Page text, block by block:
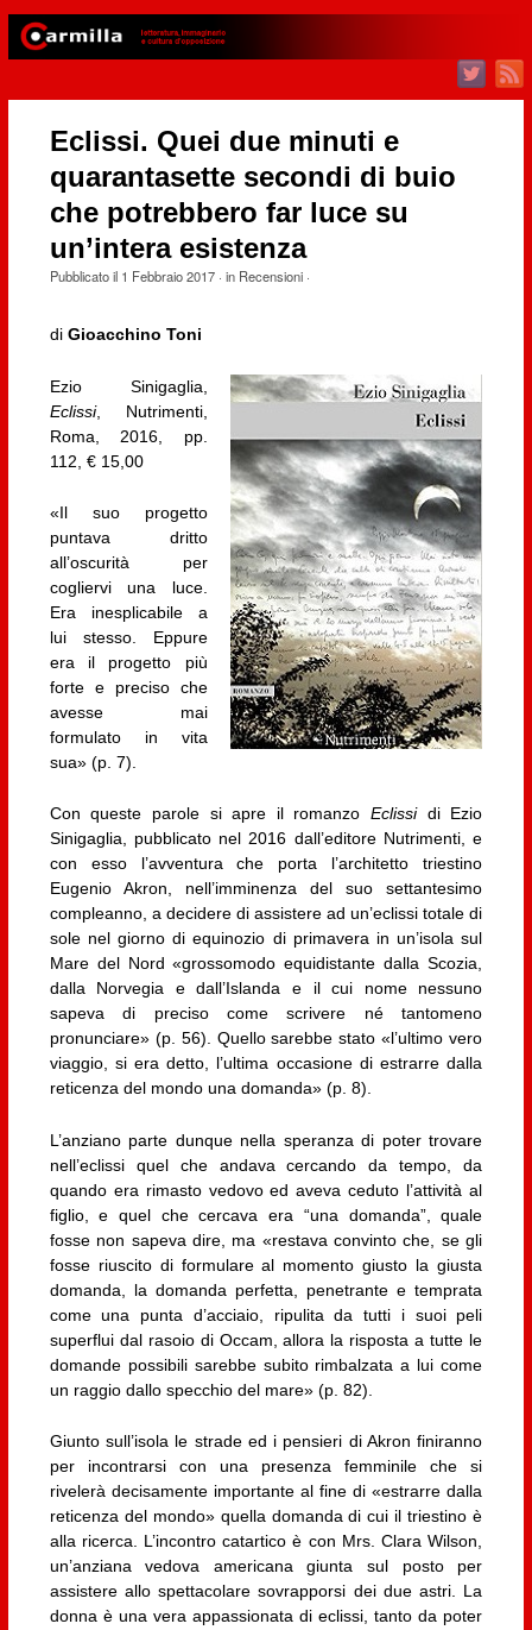
Eclissi. Quei due minuti e
quarantasette secondi di buio
che potrebbero far luce su
un’intera esistenza
Pubblicato il 1 Febbraio 2017· in Recensioni·
di Gioacchino Toni
Ezio Sinigaglia,
Eclissi, Nutrimenti,
Roma, 2016, pp.
112, € 15,00
«Il suo progetto
puntava dritto
all’oscurità per
cogliervi una luce.
Era inesplicabile a
lui stesso. Eppure
era il progetto più
forte e preciso che
avesse mai
formulato in vita
sua» (p. 7).
Con queste parole si apre il romanzoEclissidi Ezio
Sinigaglia, pubblicato nel 2016 dall’editore Nutrimenti, e
con esso l’avventura che porta l’architetto triestino
Eugenio Akron, nell’imminenza del suo settantesimo
compleanno, a decidere di assistere ad un’eclissi totale di
sole nel giorno di equinozio di primavera in un’isola sul
Mare del Nord «grossomodo equidistante dalla Scozia,
dalla Norvegia e dall’Islanda e il cui nome nessuno
sapeva di preciso come scrivere né tantomeno
pronunciare» (p. 56). Quello sarebbe stato «l’ultimo vero
viaggio, si era detto, l’ultima occasione di estrarre dalla
reticenza del mondo una domanda» (p. 8).
L’anziano parte dunque nella speranza di poter trovare
nell’eclissi quel che andava cercando da tempo, da
quando era rimasto vedovo ed aveva ceduto l’attività al
figlio, e quel che cercava era “una domanda”, quale
fosse non sapeva dire, ma «restava convinto che, se gli
fosse riuscito di formulare al momento giusto la giusta
domanda, la domanda perfetta, penetrante e temprata
come una punta d’acciaio, ripulita da tutti i suoi peli
superflui dal rasoio di Occam, allora la risposta a tutte le
domande possibili sarebbe subito rimbalzata a lui come
un raggio dallo specchio del mare» (p. 82).
Giunto sull’isola le strade ed i pensieri di Akron finiranno
per incontrarsi con una presenza femminile che si
rivelerà decisamente importante al fine di «estrarre dalla
reticenza del mondo» quella domanda di cui il triestino è
alla ricerca. L’incontro catartico è con Mrs. Clara Wilson,
un’anziana vedova americana giunta sul posto per
assistere allo spettacolare sovrapporsi dei due astri. La
donna è una vera appassionata di eclissi, tanto da poter